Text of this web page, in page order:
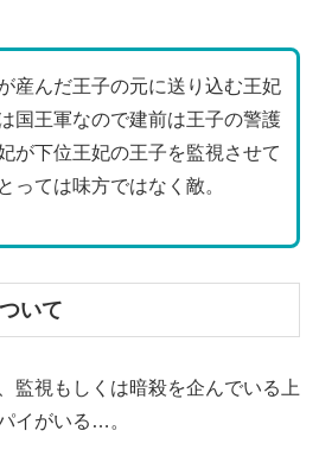
産んだ王子の元に送り込む王妃
国王軍なので建前は王子の警護
が下位王妃の王子を監視させて
っては味方ではなく敵。
いて
監視もしくは暗殺を企んでいる上
イがいる…。